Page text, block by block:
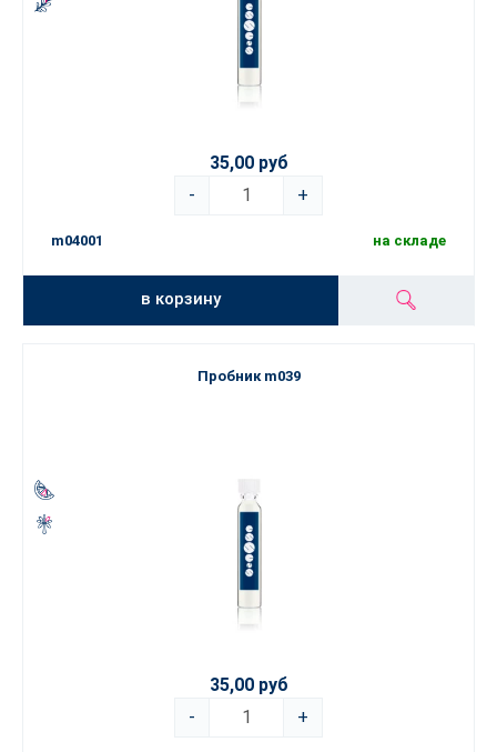
35,00 руб
-
+
m04001 на складе
в корзину
Пробник m039
35,00 руб
-
+